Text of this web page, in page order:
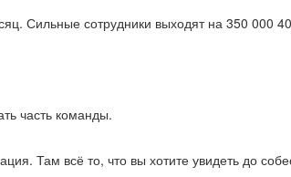
Сильные сотрудники выходят на 350 000
часть команды.
Там всё то, что вы хотите увидеть до